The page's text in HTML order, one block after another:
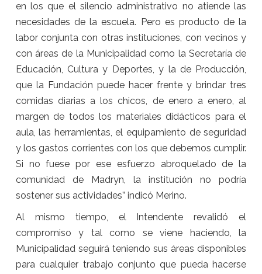
en los que el silencio administrativo no atiende las
necesidades de la escuela. Pero es producto de la
labor conjunta con otras instituciones, con vecinos y
con áreas de la Municipalidad como la Secretaría de
Educación, Cultura y Deportes, y la de Producción,
que la Fundación puede hacer frente y brindar tres
comidas diarias a los chicos, de enero a enero, al
margen de todos los materiales didácticos para el
aula, las herramientas, el equipamiento de seguridad
y los gastos corrientes con los que debemos cumplir.
Si no fuese por ese esfuerzo abroquelado de la
comunidad de Madryn, la institución no podría
sostener sus actividades” indicó Merino.
Al mismo tiempo, el Intendente revalidó el
compromiso y tal como se viene haciendo, la
Municipalidad seguirá teniendo sus áreas disponibles
para cualquier trabajo conjunto que pueda hacerse